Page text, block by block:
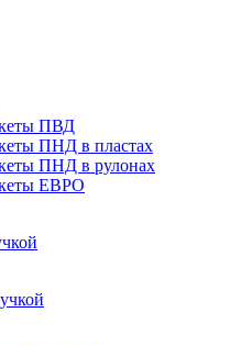
ПВД
ПНД в пластах
ПНД в рулонах
ЕВРО